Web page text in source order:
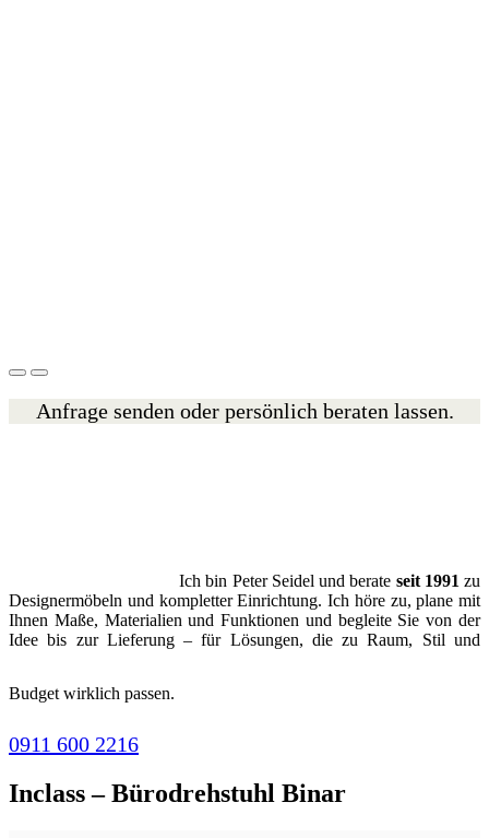
Anfrage senden oder persönlich beraten lassen.
Ich bin Peter Seidel und berate seit 1991 zu
Designermöbeln und kompletter Einrichtung. Ich höre zu, plane mit
Ihnen Maße, Materialien und Funktionen und begleite Sie von der
Idee bis zur Lieferung – für Lösungen, die zu Raum, Stil und
Budget wirklich passen.
0911 600 2216
Inclass – Bürodrehstuhl Binar